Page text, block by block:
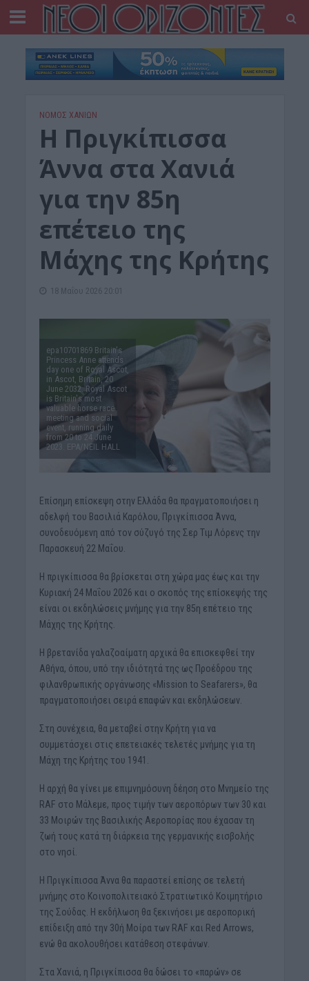
ΝΟΜΌΣ ΧΑΝΊΩΝ
Η Πριγκίπισσα
Άννα στα Χανιά
για την 85η
επέτειο της
Μάχης της Κρήτης
18 Μαΐου 2026 20:01
epa10701869 Britain's
Princess Anne attends
day one of Royal Ascot,
in Ascot, Britain, 20
June 2032. Royal Ascot
is Britain's most
valuable horse race
meeting and social
event, running daily
from 20 to 24 June
2023. EPA/NEIL HALL
Επίσημη επίσκεψη στην Ελλάδα θα πραγματοποιήσει η
αδελφή του Βασιλιά Καρόλου, Πριγκίπισσα Άννα,
συνοδευόμενη από τον σύζυγό της Σερ Τιμ Λόρενς την
Παρασκευή 22 Μαΐου.
Η πριγκίπισσα θα βρίσκεται στη χώρα μας έως και την
Κυριακή 24 Μαΐου 2026 και ο σκοπός της επίσκεψής της
είναι οι εκδηλώσεις μνήμης για την 85η επέτειο της
Μάχης της Κρήτης.
Η βρετανίδα γαλαζοαίματη αρχικά θα επισκεφθεί την
Αθήνα, όπου, υπό την ιδιότητά της ως Προέδρου της
φιλανθρωπικής οργάνωσης «Mission to Seafarers», θα
πραγματοποιήσει σειρά επαφών και εκδηλώσεων.
Στη συνέχεια, θα μεταβεί στην Κρήτη για να
συμμετάσχει στις επετειακές τελετές μνήμης για τη
Μάχη της Κρήτης του 1941.
Η αρχή θα γίνει με επιμνημόσυνη δέηση στο Μνημείο της
RAF στο Μάλεμε, προς τιμήν των αεροπόρων των 30 και
33 Μοιρών της Βασιλικής Αεροπορίας που έχασαν τη
ζωή τους κατά τη διάρκεια της γερμανικής εισβολής
στο νησί.
Η Πριγκίπισσα Άννα θα παραστεί επίσης σε τελετή
μνήμης στο Κοινοπολιτειακό Στρατιωτικό Κοιμητήριο
της Σούδας. Η εκδήλωση θα ξεκινήσει με αεροπορική
επίδειξη από την 30ή Μοίρα των RAF και Red Arrows,
ενώ θα ακολουθήσει κατάθεση στεφάνων.
Στα Χανιά, η Πριγκίπισσα θα δώσει το «παρών» σε